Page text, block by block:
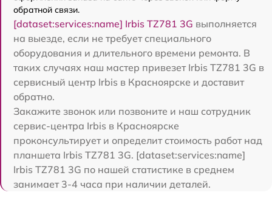
обратной связи.
[dataset:services:name] Irbis TZ781 3G выполняется
на выезде, если не требует специального
оборудования и длительного времени ремонта. В
таких случаях наш мастер привезет Irbis TZ781 3G в
сервисный центр Irbis в Красноярске и доставит
обратно.
Закажите звонок или позвоните и наш сотрудник
сервис-центра Irbis в Красноярске
проконсультирует и определит стоимость работ над
планшета Irbis TZ781 3G. [dataset:services:name]
Irbis TZ781 3G по нашей статистике в среднем
занимает 3-4 часа при наличии деталей.